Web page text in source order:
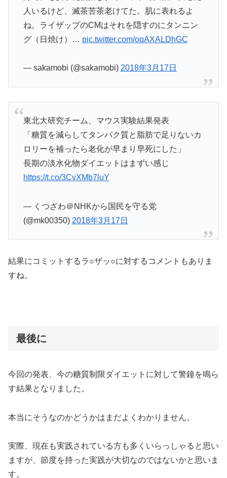
人いるけど、滅茶苦茶老けてた。肌に表れるよ
ね。ライザップのCMはそれを隠すのにタンニン
グ（日焼け）… pic.twitter.com/oqAXALDhGC
— sakamobi (@sakamobi) 2018年3月17日
東北大研究チーム、マウス実験結果発表
「糖質を減らしてタンパク質と脂肪で足りないカ
ロリーを補ったら老化が早まり早死にした」
長期の淡水化物ダイエットはまずい感じ
https://t.co/3CvXMb7luY
— くつざわ＠NHKから国民を守る党
(@mk00350) 2018年3月17日
結果にコミットするラ○ザッ○に対するコメントもありま
すね。
最後に
今回の発表、今の糖質制限ダイエットに対して警鐘を鳴ら
す結果となりました。
本当にそうなのかどうかはまだよくわかりません。
実際、現在も実践されている方も多くいらっしゃると思い
ますが、節度を持った実践が大切なのではないかと思いま
す。